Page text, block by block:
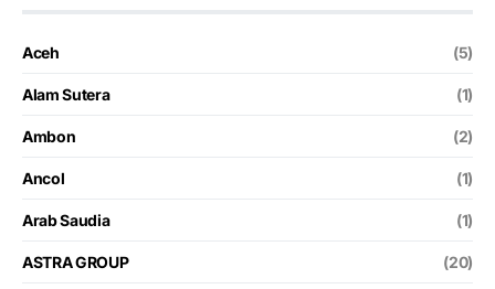
Aceh (5)
Alam Sutera (1)
Ambon (2)
Ancol (1)
Arab Saudia (1)
ASTRA GROUP (20)